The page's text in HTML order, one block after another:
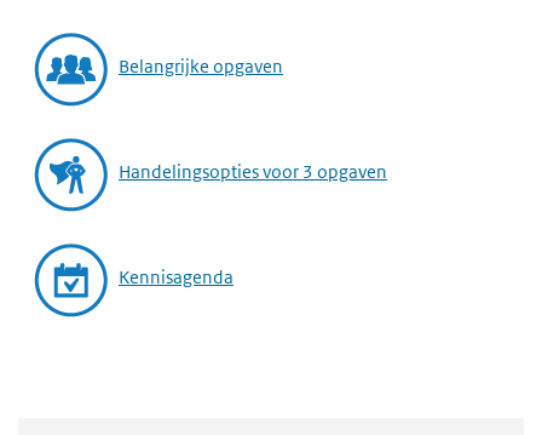
Belangrijke opgaven
Handelingsopties voor 3 opgaven
Kennisagenda